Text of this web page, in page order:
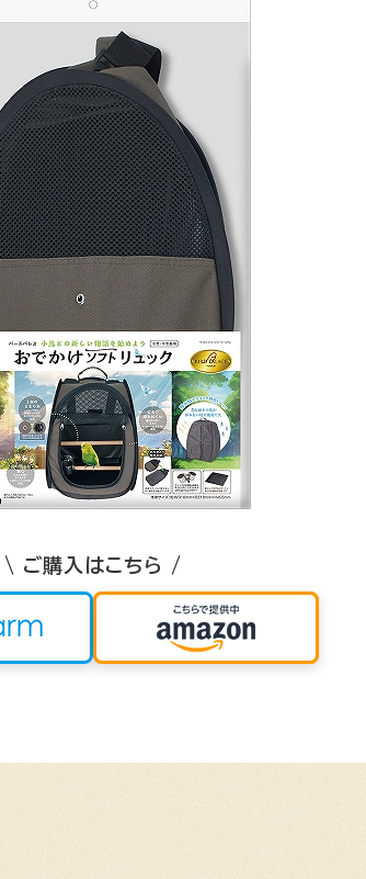
\ ご購入はこちら /